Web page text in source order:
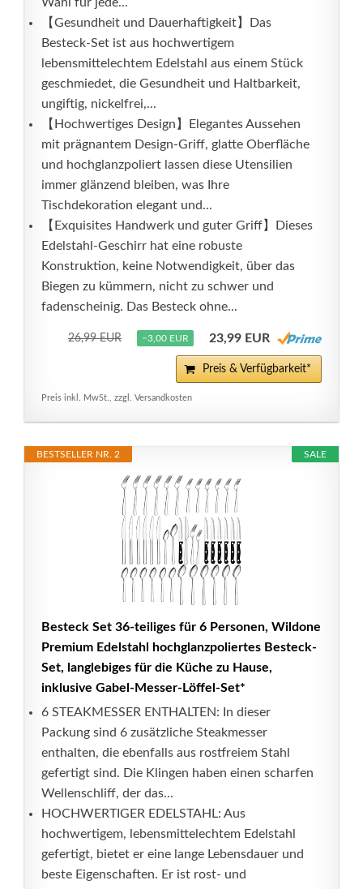
【Gesundheit und Dauerhaftigkeit】Das
Besteck-Set ist aus hochwertigem
lebensmittelechtem Edelstahl aus einem Stück
geschmiedet, die Gesundheit und Haltbarkeit,
ungiftig, nickelfrei,...
【Hochwertiges Design】Elegantes Aussehen
mit prägnantem Design-Griff, glatte Oberfläche
und hochglanzpoliert lassen diese Utensilien
immer glänzend bleiben, was Ihre
Tischdekoration elegant und...
【Exquisites Handwerk und guter Griff】Dieses
Edelstahl-Geschirr hat eine robuste
Konstruktion, keine Notwendigkeit, über das
Biegen zu kümmern, nicht zu schwer und
fadenscheinig. Das Besteck ohne...
26,99 EUR −3,00 EUR 23,99 EUR
Preis & Verfügbarkeit*
Preis inkl. MwSt., zzgl. Versandkosten
SALE
BESTSELLER NR. 2
Besteck Set 36-teiliges für 6 Personen, Wildone
Premium Edelstahl hochglanzpoliertes Besteck-
Set, langlebiges für die Küche zu Hause,
inklusive Gabel-Messer-Löffel-Set*
6 STEAKMESSER ENTHALTEN: In dieser
Packung sind 6 zusätzliche Steakmesser
enthalten, die ebenfalls aus rostfreiem Stahl
gefertigt sind. Die Klingen haben einen scharfen
Wellenschliff, der das...
HOCHWERTIGER EDELSTAHL: Aus
hochwertigem, lebensmittelechtem Edelstahl
gefertigt, bietet er eine lange Lebensdauer und
beste Eigenschaften. Er ist rost- und